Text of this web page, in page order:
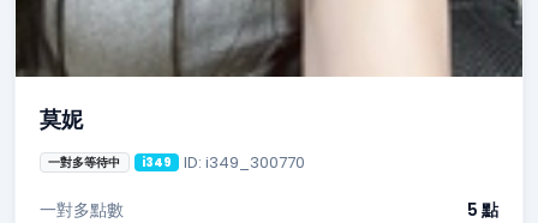
莫妮
一對多等待中 i349 ID: i349_300770
一對多點數
5 點